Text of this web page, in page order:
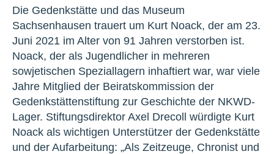
Die Gedenkstätte und das Museum
Sachsenhausen trauert um Kurt Noack, der am 23.
Juni 2021 im Alter von 91 Jahren verstorben ist.
Noack, der als Jugendlicher in mehreren
sowjetischen Speziallagern inhaftiert war, war viele
Jahre Mitglied der Beiratskommission der
Gedenkstättenstiftung zur Geschichte der NKWD-
Lager. Stiftungsdirektor Axel Drecoll würdigte Kurt
Noack als wichtigen Unterstützer der Gedenkstätte
und der Aufarbeitung: „Als Zeitzeuge, Chronist und